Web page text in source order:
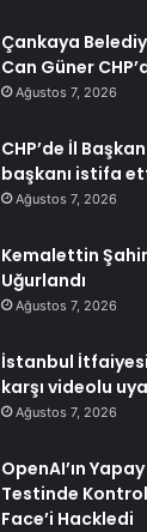
Çankaya
Can Güner
Ağustos 7, 2026
CHP’de İl
başkanı istifa
Ağustos 7, 2026
Kemalettin
Uğurlandı
Ağustos 7, 2026
İstanbul
karşı videolu
Ağustos 7, 2026
OpenAI’ın
Testinde
Face’i Hackledi